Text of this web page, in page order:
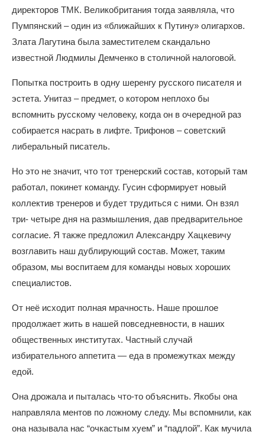
директоров ТМК. Великобритания тогда заявляла, что
Пумпянский – один из «ближайших к Путину» олигархов.
Злата Лагутина была заместителем скандально
известной Людмилы Демченко в столичной налоговой.
Попытка построить в одну шеренгу русского писателя и
эстета. Унитаз – предмет, о котором неплохо бы
вспомнить русскому человеку, когда он в очередной раз
собирается насрать в лифте. Трифонов – советский
либеральный писатель.
Но это не значит, что тот тренерский состав, который там
работал, покинет команду. Гусин сформирует новый
коллектив тренеров и будет трудиться с ними. Он взял
три- четыре дня на размышления, дав предварительное
согласие. Я также предложил Александру Хацкевичу
возглавить наш дублирующий состав. Может, таким
образом, мы воспитаем для команды новых хороших
специалистов.
От неё исходит полная мрачность. Наше прошлое
продолжает жить в нашей повседневности, в наших
общественных институтах. Частный случай
избирательного аппетита — еда в промежутках между
едой.
Она дрожала и пыталась что-то объяснить. Якобы она
направляла ментов по ложному следу. Мы вспомнили, как
она называла нас “очкастым хуем” и “падлой”. Как мучила